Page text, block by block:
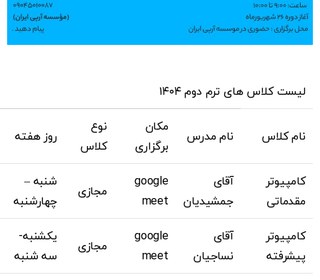
لیست کلاس های ترم دوم ۱۴۰۴
نام کلاس نام مدرس
مکان
برگزاری
نوع
کلاس
روز هفته
کامپیوتر
مقدماتی
آقای
جمشیدیان
google
meet
مجازی
شنبه –
چهارشنبه
کامپیوتر
پیشرفته
آقای
نساجیان
google
meet
مجازی
یکشنبه-
سه شنبه